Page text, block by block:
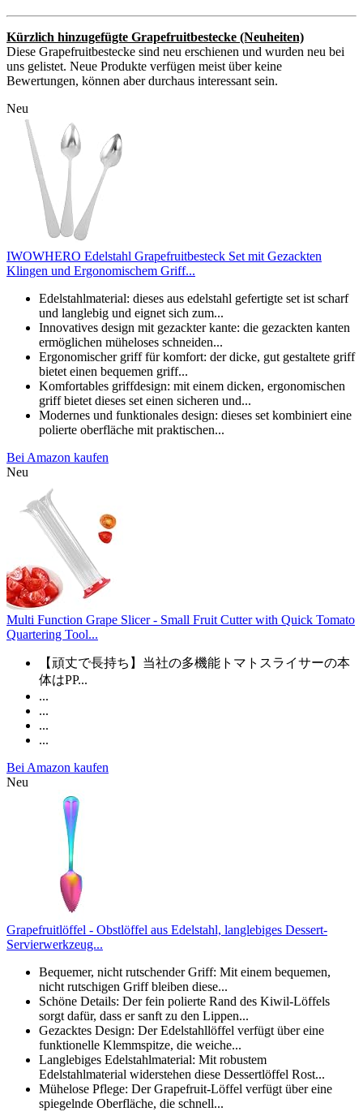
Kürzlich hinzugefügte Grapefruitbestecke (Neuheiten)
Diese Grapefruitbestecke sind neu erschienen und wurden neu bei
uns gelistet. Neue Produkte verfügen meist über keine
Bewertungen, können aber durchaus interessant sein.
Neu
IWOWHERO Edelstahl Grapefruitbesteck Set mit Gezackten
Klingen und Ergonomischem Griff...
Edelstahlmaterial: dieses aus edelstahl gefertigte set ist scharf
und langlebig und eignet sich zum...
Innovatives design mit gezackter kante: die gezackten kanten
ermöglichen müheloses schneiden...
Ergonomischer griff für komfort: der dicke, gut gestaltete griff
bietet einen bequemen griff...
Komfortables griffdesign: mit einem dicken, ergonomischen
griff bietet dieses set einen sicheren und...
Modernes und funktionales design: dieses set kombiniert eine
polierte oberfläche mit praktischen...
Bei Amazon kaufen
Neu
Multi Function Grape Slicer - Small Fruit Cutter with Quick Tomato
Quartering Tool...
【頑丈で長持ち】当社の多機能トマトスライサーの本
体はPP...
...
...
...
...
Bei Amazon kaufen
Neu
Grapefruitlöffel - Obstlöffel aus Edelstahl, langlebiges Dessert-
Servierwerkzeug...
Bequemer, nicht rutschender Griff: Mit einem bequemen,
nicht rutschigen Griff bleiben diese...
Schöne Details: Der fein polierte Rand des Kiwil-Löffels
sorgt dafür, dass er sanft zu den Lippen...
Gezacktes Design: Der Edelstahllöffel verfügt über eine
funktionelle Klemmspitze, die weiche...
Langlebiges Edelstahlmaterial: Mit robustem
Edelstahlmaterial widerstehen diese Dessertlöffel Rost...
Mühelose Pflege: Der Grapefruit-Löffel verfügt über eine
spiegelnde Oberfläche, die schnell...